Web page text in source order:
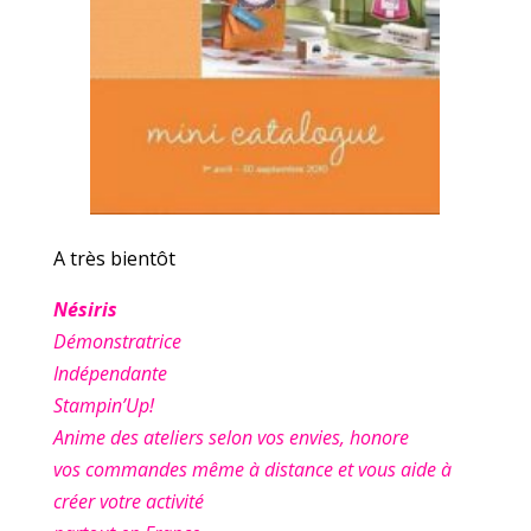
A très bientôt
Nésiris
Démonstratrice
Indépendante
Stampin’Up!
Anime des ateliers selon vos envies, honore
vos commandes même à distance et vous aide à
créer votre activité